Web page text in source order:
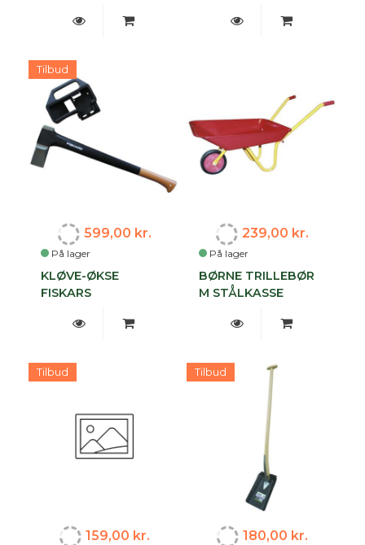
Tilbud
På lager
599,00 kr.
KLØVE-ØKSE
FISKARS
På lager
239,00 kr.
BØRNE TRILLEBØR
M STÅLKASSE
Tilbud
159,00 kr.
Tilbud
180,00 kr.